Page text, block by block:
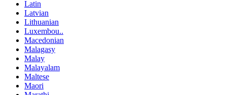
Latin
Latvian
Lithuanian
Luxembou..
Macedonian
Malagasy
Malay
Malayalam
Maltese
Maori